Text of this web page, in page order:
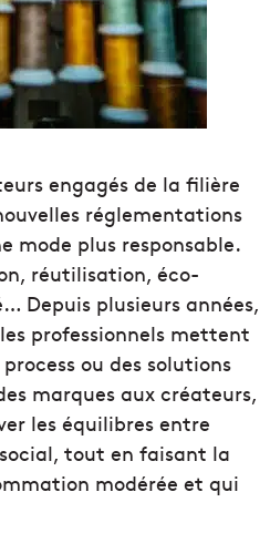
engagés de la filière
réglementations
mode plus responsable.
réutilisation, éco-
Depuis plusieurs années,
professionnels mettent
ou des solutions
marques aux créateurs,
les équilibres entre
tout en faisant la
modérée et qui